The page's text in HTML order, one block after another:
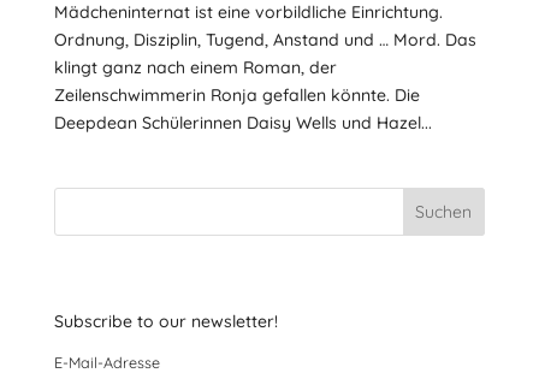
Mädcheninternat ist eine vorbildliche Einrichtung.
Ordnung, Disziplin, Tugend, Anstand und … Mord. Das
klingt ganz nach einem Roman, der
Zeilenschwimmerin Ronja gefallen könnte. Die
Deepdean Schülerinnen Daisy Wells und Hazel...
Suchen
Subscribe to our newsletter!
E-Mail-Adresse